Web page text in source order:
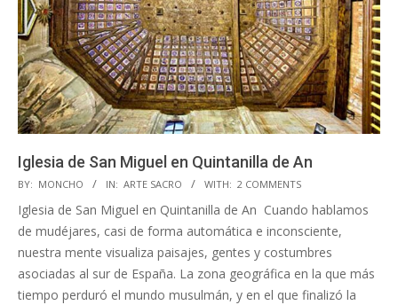
Iglesia de San Miguel en Quintanilla de An
2020-
04-
15
BY: MONCHO IN: ARTE SACRO WITH: 2 COMMENTS
Iglesia de San Miguel en Quintanilla de An Cuando hablamos
de mudéjares, casi de forma automática e inconsciente,
nuestra mente visualiza paisajes, gentes y costumbres
asociadas al sur de España. La zona geográfica en la que más
tiempo perduró el mundo musulmán, y en el que finalizó la